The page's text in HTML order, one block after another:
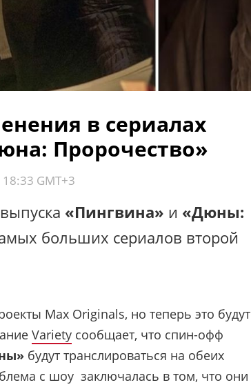
в сериалах
Пророчество»
GMT+3
«Пингвина» и «Дюны:
больших сериалов второй
Max Originals, но теперь это будут
Variety сообщает, что спин-офф
будут транслироваться на обеих
с шоу заключалась в том, что они